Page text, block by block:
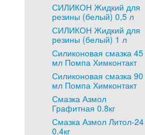
СИЛИКОН Жидкий для
резины (белый) 0,5 л
СИЛИКОН Жидкий для
резины (белый) 1 л
Силиконовая смазка 45
мл Помпа Химконтакт
Силиконовая смазка 90
мл Помпа Химконтакт
Смазка Азмол
Графитная 0.8кг
Смазка Азмол Литол-24
0.4кг